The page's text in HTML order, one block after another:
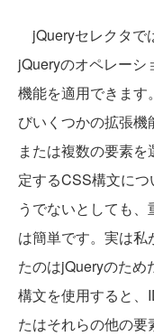
jQueryセレクタで
jQueryのオペレーシ
機能を適用できます
びいくつかの拡張
または複数の要素
定するCSS構文に
うでないとしても
は簡単です。実は
たのはjQueryのため
構文を使用すると、
たはそれらの他の